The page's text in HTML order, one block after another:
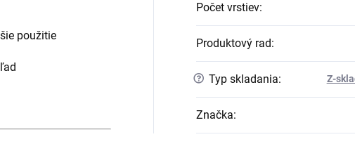
použitie
Počet vrstiev:
Produktový rad:
? Typ skladania: Z-
Značka: